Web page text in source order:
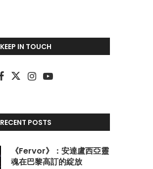
KEEP IN TOUCH
RECENT POSTS
《Fervor》：安達盧西亞靈
魂在巴黎高訂的綻放